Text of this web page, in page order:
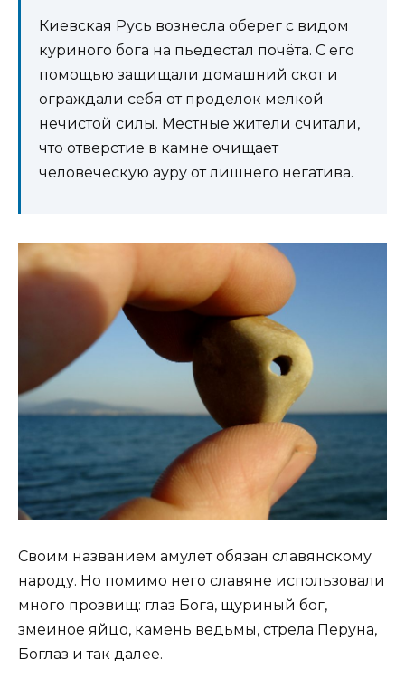
Киевская Русь вознесла оберег с видом
куриного бога на пьедестал почёта. С его
помощью защищали домашний скот и
ограждали себя от проделок мелкой
нечистой силы. Местные жители считали,
что отверстие в камне очищает
человеческую ауру от лишнего негатива.
Своим названием амулет обязан славянскому
народу. Но помимо него славяне использовали
много прозвищ: глаз Бога, щуриный бог,
змеиное яйцо, камень ведьмы, стрела Перуна,
Боглаз и так далее.